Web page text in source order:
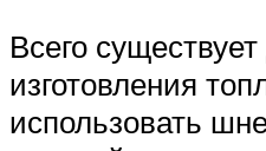
Всего
изготовления
использовать